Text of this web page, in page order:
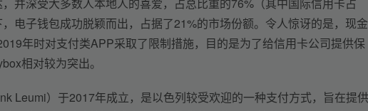
电子钱包成功脱颖而出，占据了21%的市场份额。令人惊讶的是，现
年时对支付类APP采取了限制措施，目的是为了给信用卡公司提供保
相对较为突出。
Leumi）于2017年成立，是以色列较受欢迎的一种支付方式，旨在提供